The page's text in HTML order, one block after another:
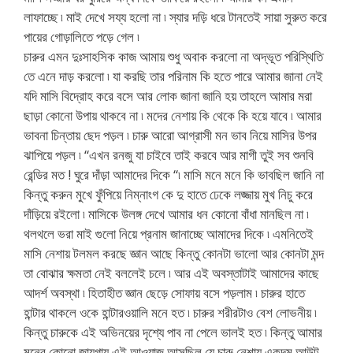
লাফাচ্ছে ৷ মাই দেখে সয্য হলো না ৷ স্যার দড়ি ধরে টানতেই সায়া সুরুত করে
পায়ের গোড়ালিতে পড়ে গেল ৷
চারুর এমন দুঃসাহসিক কাজ আমায় শুধু অবাক করলো না অদ্ভূত পরিস্থিতি
তে এনে দাড় করলো ৷ যা করছি তার পরিনাম কি হতে পারে আমার জানা নেই
যদি মাসি বিদ্রোহ করে বসে আর লোক জানা জানি হয় তাহলে আমার মরা
ছাড়া কোনো উপায় থাকবে না ৷ মদের নেশায় কি থেকে কি হয়ে যাবে ৷ আমার
ভাবনা চিন্তায় ছেদ পড়ল ৷ চারু আরো আগ্রাসী মন ভাব নিয়ে মাসির উপর
ঝাপিয়ে পড়ল ৷ “এখন রনজু যা চাইবে তাই করবে আর মাগী তুই সব শুনবি
রেন্ডির মত ! ঘুরে দাঁড়া আমাদের দিকে “৷ মাসি মনে মনে কি ভাবছিল জানি না
কিন্তু করুন মুখে ফুঁপিয়ে নিম্নাংগ কে দু হাতে ঢেকে লজ্জায় মুখ নিচু করে
দাঁড়িয়ে রইলো ৷ মাসিকে উলঙ্গ দেখে আমার ধন কোনো বাঁধা মানছিল না ৷
থলথলে ভরা মাই গুলো নিয়ে প্রনাম জানাচ্ছে আমাদের দিকে ৷ এমনিতেই
মাসি নেশায় টলমল করছে জ্ঞান আছে কিন্তু কোনটা ভালো আর কোনটা মন্দ
তা বোঝার ক্ষমতা নেই বললেই চলে ৷ আর এই অবস্তাটাই আমাদের কাছে
আদর্শ অবস্থা ৷ হিতাহীত জ্ঞান ছেড়ে সোফায় বসে পড়লাম ৷ চারুর হাতে
হান্টার থাকলে ওকে হান্টারওয়ালি মনে হত ৷ চারুর শরীরটাও বেশ লোভনীয় ৷
কিন্তু চারুকে এই অভিনয়ের দৃশ্যে পাব না পেলে ভালই হত ৷ কিন্তু আমার